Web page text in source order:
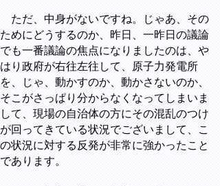
ただ、中身がないですね。じゃあ、その
ためにどうするのか、昨日、一昨日の議論
でも一番議論の焦点になりましたのは、や
はり政府が右往左往して、原子力発電所
を、じゃ、動かすのか、動かさないのか、
そこがさっぱり分からなくなってしまいま
して、現場の自治体の方にその混乱のつけ
が回ってきている状況でございまして、こ
の状況に対する反発が非常に強かったこと
であります。